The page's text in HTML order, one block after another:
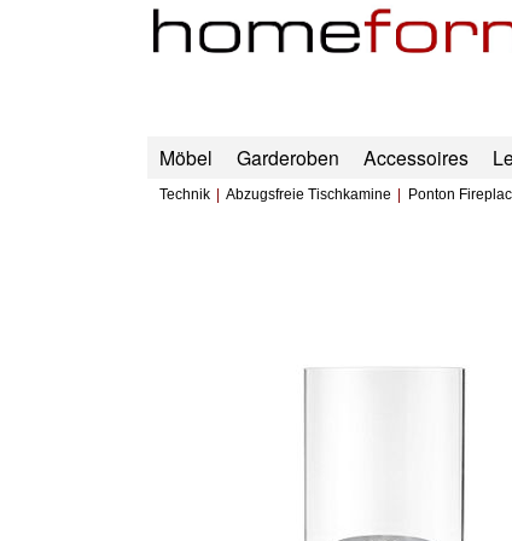
Möbel Garderoben Accessoires
Technik Abzugsfreie Tischkamine Ponton